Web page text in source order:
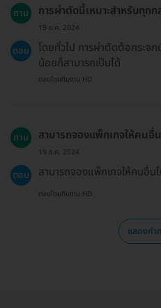
ถาม การผ่าตัดนี้เหมาะสำหรับทุก
19 ธ.ค. 2024
ตอบ
โดยทั่วไป การผ่าตัดต้อกระ
น้อยก็สามารถเป็นได้
ตอบโดยทีมงาน HD
ถาม สามารถจองแพ็กเกจให้คนอื่
19 ธ.ค. 2024
ตอบ สามารถจองแพ็กเกจให้คนอื่
ตอบโดยทีมงาน HD
แสดงคำ